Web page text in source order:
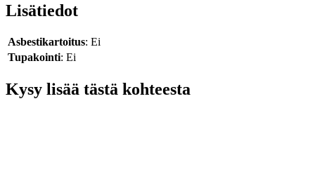
Lisätiedot
Asbestikartoitus: Ei
Tupakointi: Ei
Kysy lisää tästä kohteesta